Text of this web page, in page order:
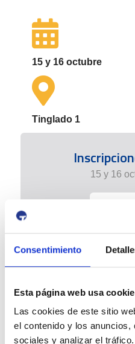
Consentimiento
Esta página web usa
Las cookies de este sitio
el contenido y los anuncios,
sociales y analizar el
15 y 16 octubre
Tinglado 1
15 y 16